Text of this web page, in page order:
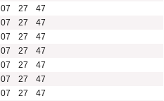
07 27
47
07 27
47
07 27
47
07 27
47
07 27
47
07 27
47
07 27
47